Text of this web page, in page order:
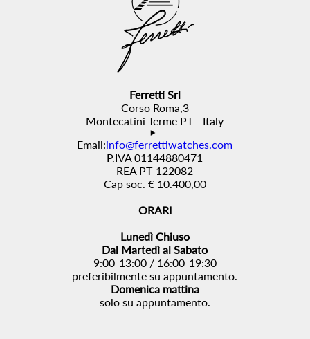
Ferretti Srl
Corso Roma,3
Montecatini Terme PT - Italy
Email:info@ferrettiwatches.com
P.IVA 01144880471
REA PT-122082
Cap soc. € 10.400,00
ORARI
Lunedì Chiuso
Dal Martedì al Sabato
9:00-13:00 / 16:00-19:30
preferibilmente su appuntamento.
Domenica mattina
solo su appuntamento.